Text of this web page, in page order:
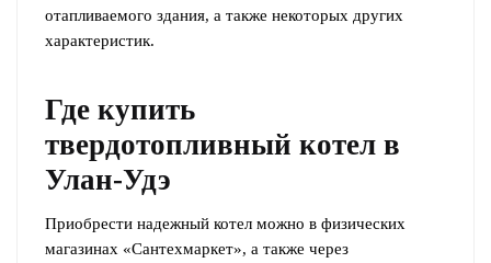
отапливаемого здания, а также некоторых других
характеристик.
Где купить
твердотопливный котел в
Улан-Удэ
Приобрести надежный котел можно в физических
магазинах «‎Сантехмаркет‎», а также через